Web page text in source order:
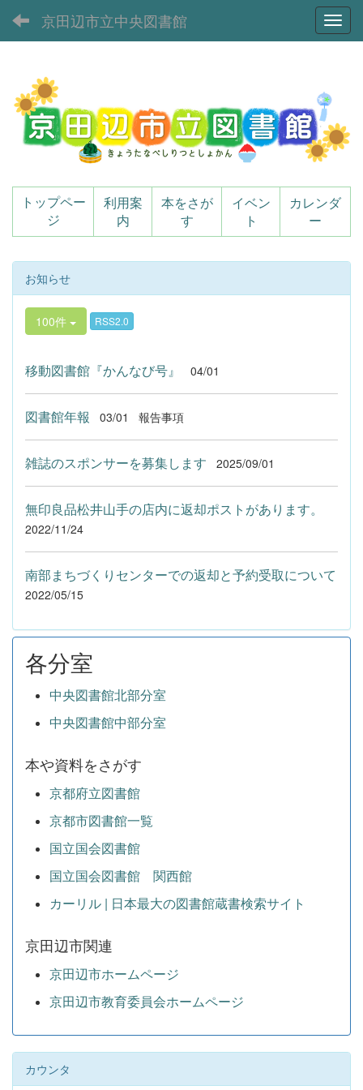
京田辺市立中央図書館
トップペー
ジ
利用案
内
本をさが
す
イベン
ト
カレンダ
ー
お知らせ
100件 RSS2.0
移動図書館『かんなび号』 04/01
図書館年報 03/01 報告事項
雑誌のスポンサーを募集します 2025/09/01
無印良品松井山手の店内に返却ポストがあります。
2022/11/24
南部まちづくりセンターでの返却と予約受取について
2022/05/15
各分室
中央図書館北部分室
中央図書館中部分室
本や資料をさがす
京都府立図書館
京都市図書館一覧
国立国会図書館
国立国会図書館 関西館
カーリル | 日本最大の図書館蔵書検索サイト
京田辺市関連
京田辺市ホームページ
京田辺市教育委員会ホームページ
カウンタ